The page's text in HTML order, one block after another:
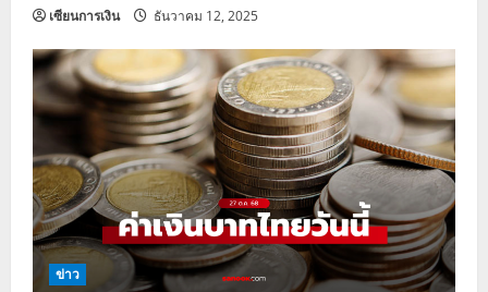
เซียนการเงิน ธันวาคม 12, 2025
ข่าว